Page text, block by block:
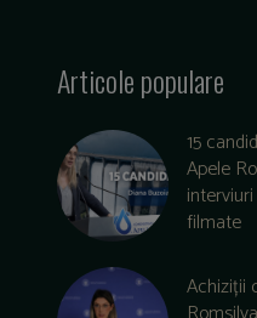
Articole populare
15
Apele
filmate
Achiziții